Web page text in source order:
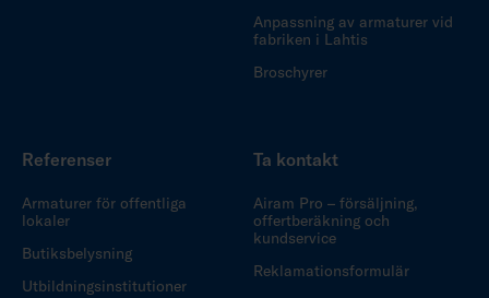
Anpassning av armaturer vid
fabriken i Lahtis
Broschyrer
Referenser
Armaturer för offentliga
lokaler
Butiksbelysning
Utbildningsinstitutioner
Ta kontakt
Airam Pro – försäljning,
offertberäkning och
kundservice
Reklamationsformulär